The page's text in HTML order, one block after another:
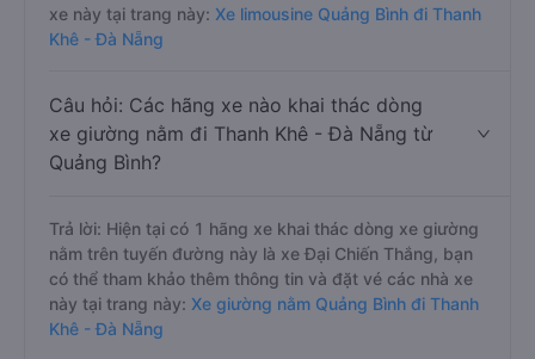
xe này tại trang này: Xe limousine Quảng Bình đi Thanh
Khê - Đà Nẵng
Câu hỏi: Các hãng xe nào khai thác dòng
xe giường nằm đi Thanh Khê - Đà Nẵng từ
Quảng Bình?
Trả lời: Hiện tại có 1 hãng xe khai thác dòng xe giường
nằm trên tuyến đường này là xe Đại Chiến Thắng, bạn
có thể tham khảo thêm thông tin và đặt vé các nhà xe
này tại trang này: Xe giường nằm Quảng Bình đi Thanh
Khê - Đà Nẵng